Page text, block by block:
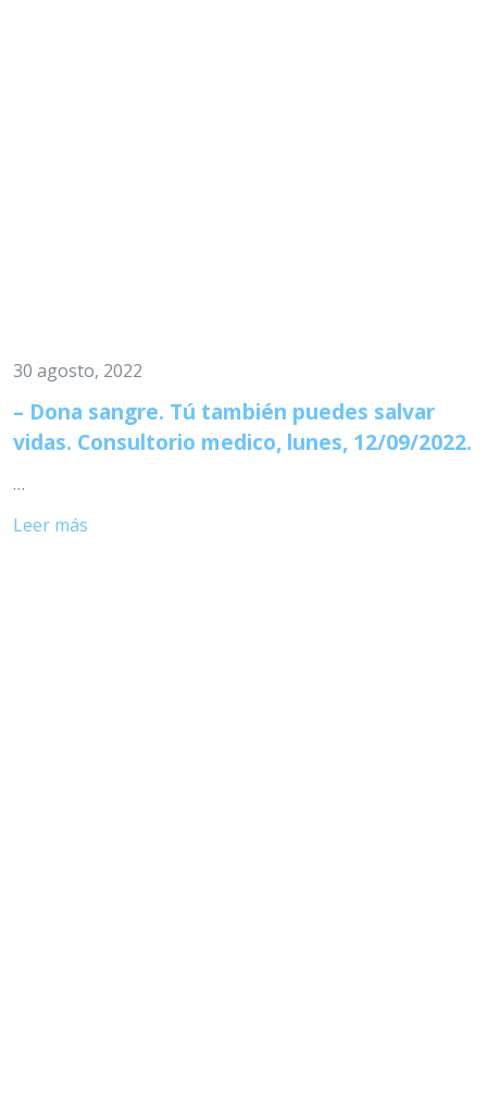
30 agosto, 2022
– Dona sangre. Tú también puedes salvar
vidas. Consultorio medico, lunes, 12/09/2022.
…
Leer más